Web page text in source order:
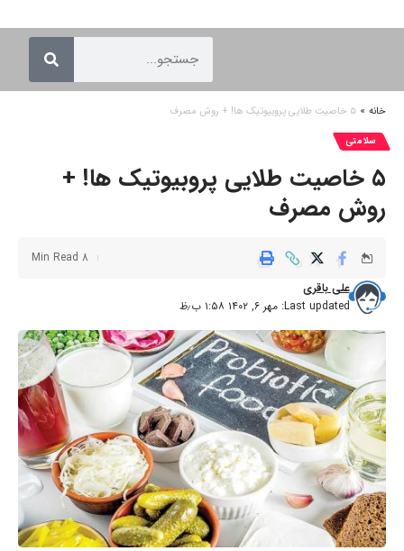
خانه » ۵ خاصیت طلایی پروبیوتیک ها! + روش مصرف
سلامتی
۵ خاصیت طلایی پروبیوتیک ها! +
روش مصرف
Last updated: مهر ۶, ۱۴۰۲ ۱:۵۸ ب٫ظ
علی باقری
8 Min Read